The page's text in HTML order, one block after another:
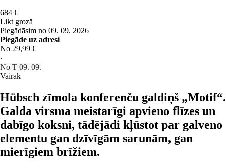
684 €
Likt grozā
Piegādāsim no 09. 09. 2026
Piegāde uz adresi
No 29,99 €
·
No T 09. 09.
Vairāk
Hübsch zīmola konferenču galdiņš „Motif“.
Galda virsma meistarīgi apvieno flīzes un
dabīgo koksni, tādējādi kļūstot par galveno
elementu gan dzīvīgām sarunām, gan
mierīgiem brīžiem.